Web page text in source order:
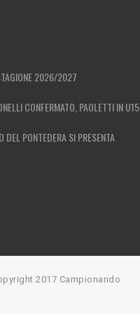
2026/2027
CONFERMATO, PAOLETTI IN U15
PONTEDERA SI PRESENTA
2017 Campionando